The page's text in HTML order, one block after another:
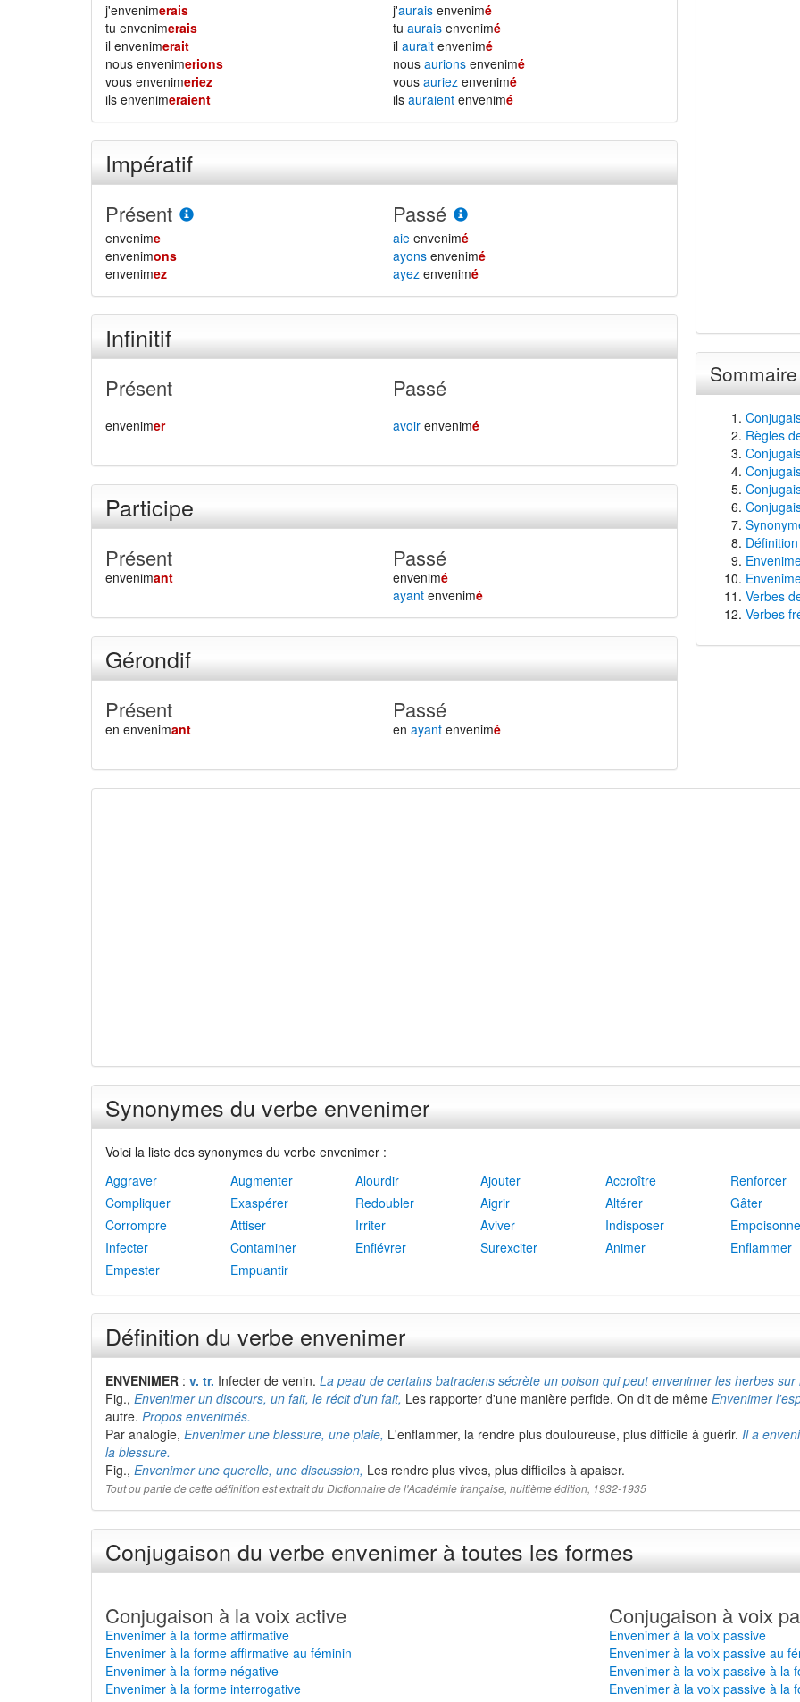
j'envenimerais
tu envenimerais
il envenimerait
nous envenimerions
vous envenimeriez
ils envenimeraient
j'aurais envenimé
tuaurais envenimé
ilaurait envenimé
nousaurions envenimé
vousauriez envenimé
ilsauraient envenimé
Impératif
Présent
envenime
envenimons
envenimez
Passé
aie envenimé
ayons envenimé
ayez envenimé
Infinitif
Présent
envenimer
Passé
avoir envenimé
Participe
Présent
envenimant
Passé
envenimé
ayant envenimé
Gérondif
Présent
en envenimant
Passé
enayant envenimé
Sommaire
Règles
Verbes
Verbes
Synonymes du verbe envenimer
Voici la liste des synonymes du verbe envenimer :
Aggraver
Augmenter Alourdir Ajouter Accroître Renforcer
Compliquer
Exaspérer Redoubler Aigrir Altérer Gâter
Corrompre
Attiser Irriter Aviver Indisposer
Infecter
Contaminer Enfiévrer Surexciter Animer Enflammer
Empester
Empuantir
Définition du verbe envenimer
ENVENIMER : v. tr. Infecter de venin. La peau de certains batraciens sécrète un poison qui peut envenimer les herbes sur
Fig., Envenimer un discours, un fait, le récit d'un fait, Les rapporter d'une manière perfide. On dit de même Envenimer
autre. Propos envenimés.
Par analogie, Envenimer une blessure, une plaie, L'enflammer, la rendre plus douloureuse, plus difficile à guérir. Il a
la blessure.
Fig., Envenimer une querelle, une discussion, Les rendre plus vives, plus difficiles à apaiser.
Tout ou partie de cette définition est extrait du Dictionnaire de l'Académie française, huitième édition, 1932-1935
Conjugaison du verbe envenimer à toutes les formes
Conjugaison à la voix active
Envenimer à la forme affirmative
Envenimer à la forme affirmative au féminin
Envenimer à la forme négative
Envenimer à la forme interrogative
Conjugaison à voix
Envenimer à la voix passive
Envenimer à la voix passive au
Envenimer à la voix passive à la
Envenimer à la voix passive à la